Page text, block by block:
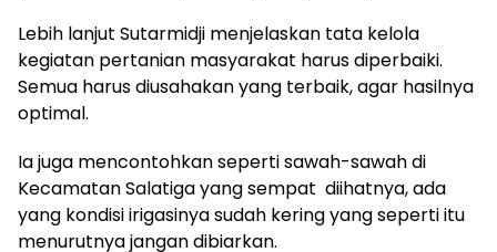
Lebih lanjut Sutarmidji menjelaskan tata kelola
kegiatan pertanian masyarakat harus diperbaiki.
Semua harus diusahakan yang terbaik, agar hasilnya
optimal.
Ia juga mencontohkan seperti sawah-sawah di
Kecamatan Salatiga yang sempat diihatnya, ada
yang kondisi irigasinya sudah kering yang seperti itu
menurutnya jangan dibiarkan.